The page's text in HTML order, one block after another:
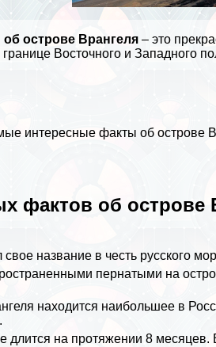
острове Врангеля – это
Восточного и Западного
интересные факты об острове
фактов об острове
свое название в честь русского
пернатыми на
находится наибольшее в
длится на протяжении 8